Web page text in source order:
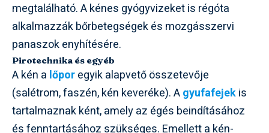
megtalálható. A kénes gyógyvizeket is régóta
alkalmazzák bőrbetegségek és mozgásszervi
panaszok enyhítésére.
Pirotechnika és egyéb
A kén a lőporegyik alapvető összetevője
(salétrom, faszén, kén keveréke). Agyufafejekis
tartalmaznak ként, amely az égés beindításához
és fenntartásához szükséges. Emellett a kén-